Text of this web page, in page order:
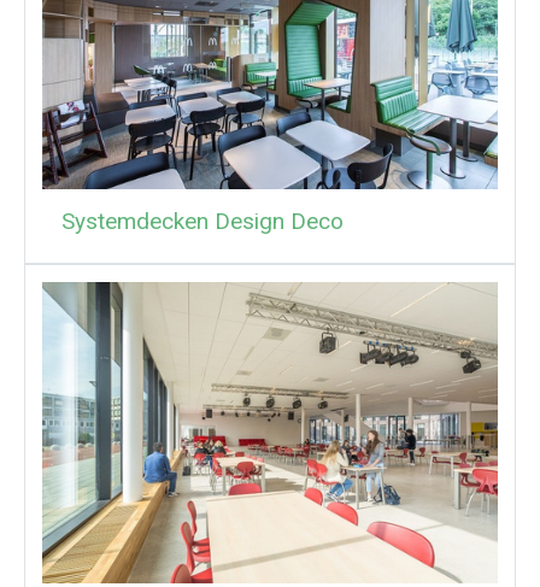
Systemdecken Design Deco